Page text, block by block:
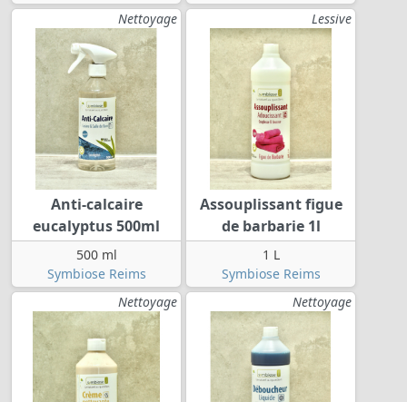
Nettoyage
Anti-calcaire
eucalyptus 500ml
500 ml
Symbiose Reims
Lessive
Assouplissant figue
de barbarie 1l
1 L
Symbiose Reims
Nettoyage
Nettoyage